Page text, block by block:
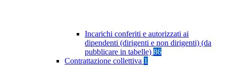
Incarichi conferiti e autorizzati ai
dipendenti (dirigenti e non dirigenti) (da
pubblicare in tabelle) 86
Contrattazione collettiva 1